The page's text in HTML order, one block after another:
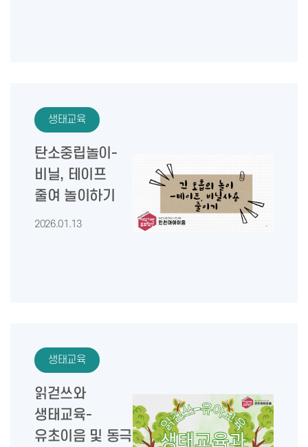
생태교육
탄소중립놀이-
비닐, 테이프
줄여 놀이하기
2026.01.13
생태교육
읽걷쓰와
생태교육-
유초이음 및 동극